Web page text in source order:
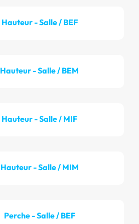
Hauteur - Salle / BEF
Hauteur - Salle / BEM
Hauteur - Salle / MIF
Hauteur - Salle / MIM
Perche - Salle / BEF